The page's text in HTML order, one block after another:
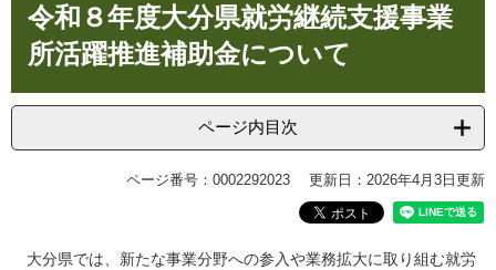
本
へ
令和８年度大分県就労継続支援事業
所活躍推進補助金について
ページ内目次
ページ番号：0002292023 更新日：2026年4月3日更新
大分県では、新たな事業分野への参入や業務拡大に取り組む就労